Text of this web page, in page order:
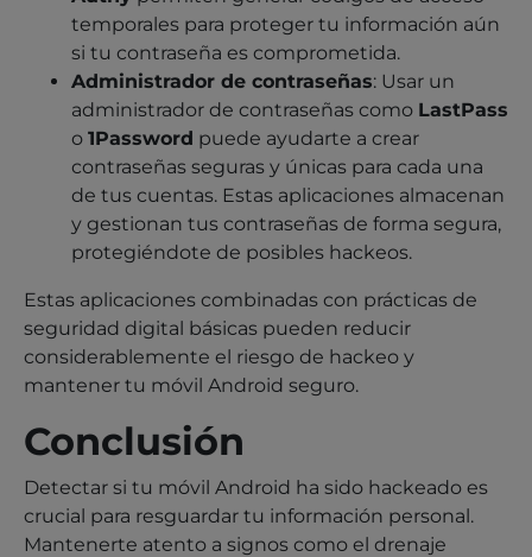
temporales para proteger tu información aún
si tu contraseña es comprometida.
Administrador de contraseñas: Usar un
administrador de contraseñas como LastPass
o 1Password puede ayudarte a crear
contraseñas seguras y únicas para cada una
de tus cuentas. Estas aplicaciones almacenan
y gestionan tus contraseñas de forma segura,
protegiéndote de posibles hackeos.
Estas aplicaciones combinadas con prácticas de
seguridad digital básicas pueden reducir
considerablemente el riesgo de hackeo y
mantener tu móvil Android seguro.
Conclusión
Detectar si tu móvil Android ha sido hackeado es
crucial para resguardar tu información personal.
Mantenerte atento a signos como el drenaje